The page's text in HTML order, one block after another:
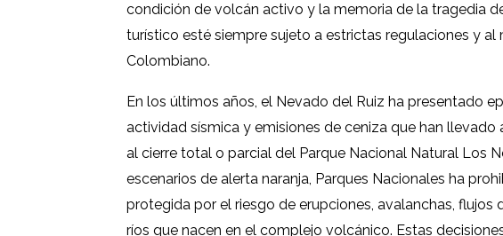
condición de volcán activo y la memoria de la tragedia
turístico esté siempre sujeto a estrictas regulaciones y
Colombiano.
En los últimos años, el Nevado del Ruiz ha presentado
actividad sísmica y emisiones de ceniza que han llevado
al cierre total o parcial del Parque Nacional Natural Los
escenarios de alerta naranja, Parques Nacionales ha
protegida por el riesgo de erupciones, avalanchas, flujos
ríos que nacen en el complejo volcánico. Estas